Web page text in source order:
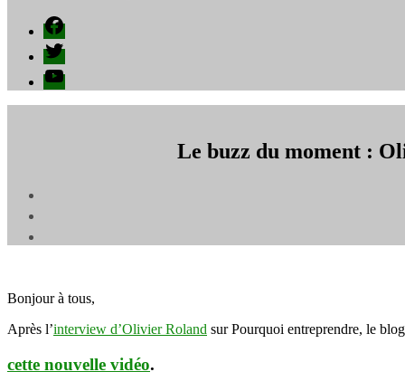
Facebook
Twitter
YouTube
Le buzz du moment :
Bonjour à tous,
Après l’interview d’Olivier Roland sur Pourquoi entreprendre, le
cette nouvelle vidéo.